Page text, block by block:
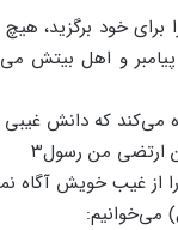
خود برگزید،
پیامبر و اهل بیتش
می‌کند که دانش
ارتضی من رسول۳
غیب خویش آگاه
می‌خوانیم: